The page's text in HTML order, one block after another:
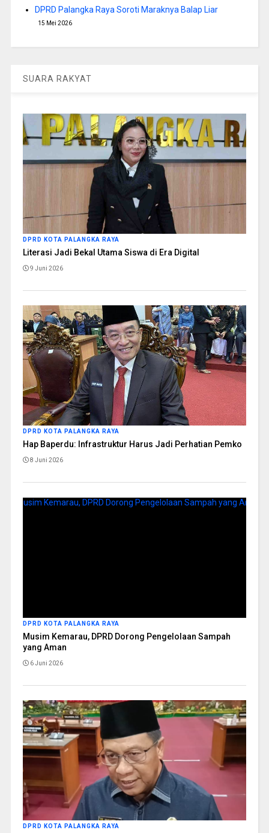
DPRD Palangka Raya Soroti Maraknya Balap Liar
15 Mei 2026
SUARA RAKYAT
DPRD KOTA PALANGKA RAYA
Literasi Jadi Bekal Utama Siswa di Era Digital
9 Juni 2026
DPRD KOTA PALANGKA RAYA
Hap Baperdu: Infrastruktur Harus Jadi Perhatian Pemko
8 Juni 2026
DPRD KOTA PALANGKA RAYA
Musim Kemarau, DPRD Dorong Pengelolaan Sampah
yang Aman
6 Juni 2026
DPRD KOTA PALANGKA RAYA